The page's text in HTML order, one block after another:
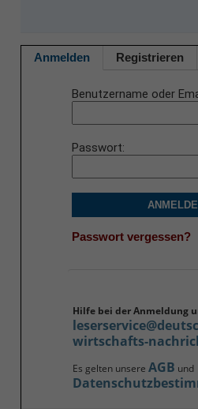
Anmelden Registrieren
Benutzername oder
Passwort
Passwort vergessen?
Hilfe bei der Anmeldung
wirtschafts-
Es gelten unsere AGB und